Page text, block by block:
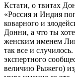
Кстати, о твитах
«Россия и Индия
коварного и
Донни, а что ты
женским именем
так все и
экспертного
величию Рыжего)